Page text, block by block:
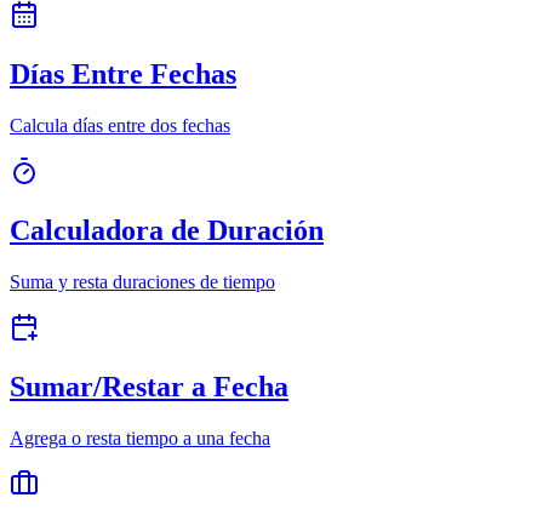
Días Entre Fechas
Calcula días entre dos fechas
Calculadora de Duración
Suma y resta duraciones de tiempo
Sumar/Restar a Fecha
Agrega o resta tiempo a una fecha